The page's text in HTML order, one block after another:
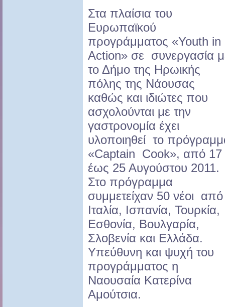
Στα πλαίσια του
Ευρωπαϊκού
προγράμματος «Youth in
Action» σε συνεργασία
το Δήμο της Ηρωικής
πόλης της Νάουσας
καθώς και ιδιώτες που
ασχολούνται με την
γαστρονομία έχει
υλοποιηθεί το
«Captain Cook», από 17
έως 25 Αυγούστου 2011.
Στο πρόγραμμα
συμμετείχαν 50 νέοι από
Ιταλία, Ισπανία, Τουρκία,
Εσθονία, Βουλγαρία,
Σλοβενία και Ελλάδα.
Υπεύθυνη και ψυχή του
προγράμματος η
Ναουσαία Κατερίνα
Αμούτσια.